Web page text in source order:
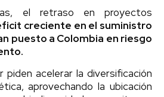
el retraso en proyectos
creciente en el suministro
puesto a Colombia en riesgo
acelerar la diversificación
aprovechando la ubicación